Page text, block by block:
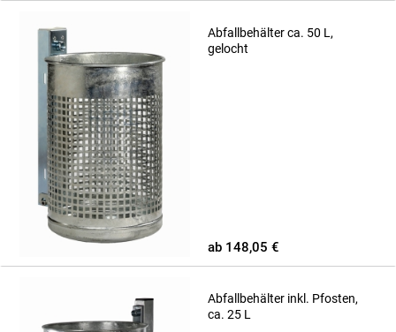
Abfallbehälter ca. 50 L,
gelocht
ab 148,05 €
Abfallbehälter inkl. Pfosten,
ca. 25 L